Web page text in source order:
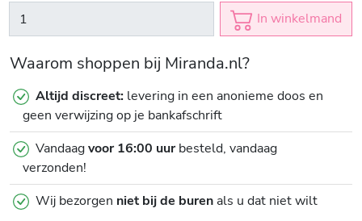
In winkelmand
Waarom shoppen bij Miranda.nl?
Altijd discreet: levering in een anonieme doos en
geen verwijzing op je bankafschrift
Vandaagvoor 16:00 uurbesteld, vandaag
verzonden!
Wij bezorgen niet bij de burenals u dat niet wilt